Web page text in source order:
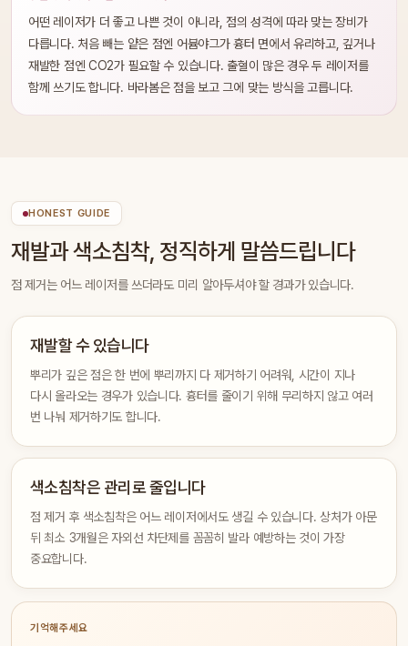
어떤 레이저가 더 좋고 나쁜 것이 아니라, 점의 성격에 따라 맞는 장비가
다릅니다. 처음 빼는 얕은 점엔 어븀야그가 흉터 면에서 유리하고, 깊거나
재발한 점엔 CO2가 필요할 수 있습니다. 출혈이 많은 경우 두 레이저를
함께 쓰기도 합니다. 바라봄은 점을 보고 그에 맞는 방식을 고릅니다.
HONEST GUIDE
재발과 색소침착, 정직하게 말씀드립니다
점 제거는 어느 레이저를 쓰더라도 미리 알아두셔야 할 경과가 있습니다.
재발할 수 있습니다
뿌리가 깊은 점은 한 번에 뿌리까지 다 제거하기 어려워, 시간이 지나
다시 올라오는 경우가 있습니다. 흉터를 줄이기 위해 무리하지 않고 여러
번 나눠 제거하기도 합니다.
색소침착은 관리로 줄입니다
점 제거 후 색소침착은 어느 레이저에서도 생길 수 있습니다. 상처가 아문
뒤 최소 3개월은 자외선 차단제를 꼼꼼히 발라 예방하는 것이 가장
중요합니다.
기억해주세요